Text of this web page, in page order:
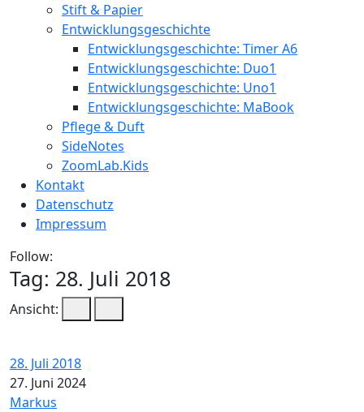
Stift & Papier
Entwicklungsgeschichte
Entwicklungsgeschichte: Timer A6
Entwicklungsgeschichte: Duo1
Entwicklungsgeschichte: Uno1
Entwicklungsgeschichte: MaBook
Pflege & Duft
SideNotes
ZoomLab.Kids
Kontakt
Datenschutz
Impressum
Follow:
Tag: 28. Juli 2018
Ansicht:
28. Juli 2018
27. Juni 2024
Markus